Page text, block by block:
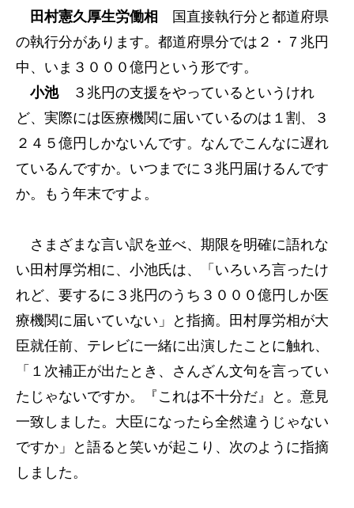
田村憲久厚生労働相
国直接執行分と都道府県
の執行分があります。都道府県分では２・７兆円
中、いま３０００億円という形です。
小池３兆円の支援をやっているというけれ
ど、実際には医療機関に届いているのは１割、３
２４５億円しかないんです。なんでこんなに遅れ
ているんですか。いつまでに３兆円届けるんです
か。もう年末ですよ。
さまざまな言い訳を並べ、期限を明確に語れな
い田村厚労相に、小池氏は、「いろいろ言ったけ
れど、要するに３兆円のうち３０００億円しか医
療機関に届いていない」と指摘。田村厚労相が大
臣就任前、テレビに一緒に出演したことに触れ、
「１次補正が出たとき、さんざん文句を言ってい
たじゃないですか。『これは不十分だ』と。意見
一致しました。大臣になったら全然違うじゃない
ですか」と語ると笑いが起こり、次のように指摘
しました。